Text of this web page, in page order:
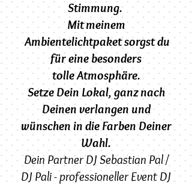
Stimmung.
Mit meinem
Ambientelichtpaket sorgst du
für eine besonders
tolleAtmosphäre.
Setze Dein Lokal, ganz nach
Deinen verlangen und
wünschen in die Farben Deiner
Wahl.
Dein Partner DJ Sebastian Pal /
DJ Pali - professioneller Event DJ